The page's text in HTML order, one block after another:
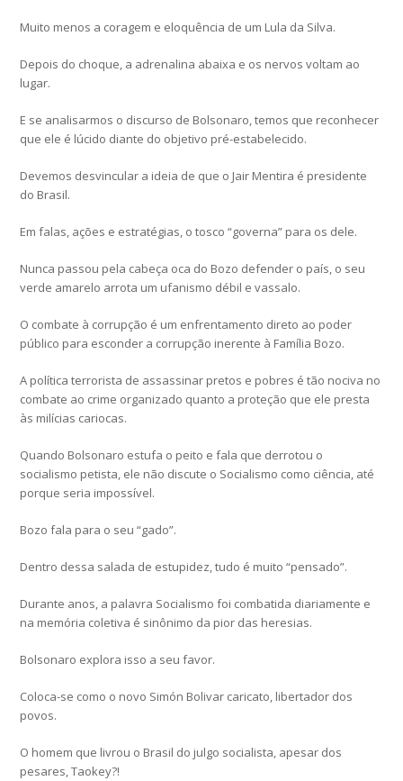
Muito menos a coragem e eloquência de um Lula da Silva.
Depois do choque, a adrenalina abaixa e os nervos voltam ao
lugar.
E se analisarmos o discurso de Bolsonaro, temos que reconhecer
que ele é lúcido diante do objetivo pré-estabelecido.
Devemos desvincular a ideia de que o Jair Mentira é presidente
do Brasil.
Em falas, ações e estratégias, o tosco “governa” para os dele.
Nunca passou pela cabeça oca do Bozo defender o país, o seu
verde amarelo arrota um ufanismo débil e vassalo.
O combate à corrupção é um enfrentamento direto ao poder
público para esconder a corrupção inerente à Família Bozo.
A política terrorista de assassinar pretos e pobres é tão nociva no
combate ao crime organizado quanto a proteção que ele presta
às milícias cariocas.
Quando Bolsonaro estufa o peito e fala que derrotou o
socialismo petista, ele não discute o Socialismo como ciência, até
porque seria impossível.
Bozo fala para o seu “gado”.
Dentro dessa salada de estupidez, tudo é muito “pensado”.
Durante anos, a palavra Socialismo foi combatida diariamente e
na memória coletiva é sinônimo da pior das heresias.
Bolsonaro explora isso a seu favor.
Coloca-se como o novo Simón Bolivar caricato, libertador dos
povos.
O homem que livrou o Brasil do julgo socialista, apesar dos
pesares, Taokey?!